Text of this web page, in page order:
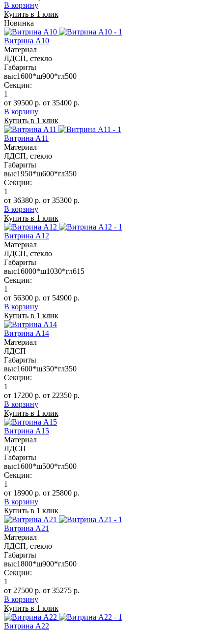
В корзину
Купить в 1 клик
Новинка
Витрина А10
Материал
ЛДСП, стекло
Габариты
выс1600*ш900*гл500
Секции:
1
от 39500 р. от 35400 р.
В корзину
Купить в 1 клик
Витрина А11
Материал
ЛДСП, стекло
Габариты
выс1950*ш600*гл350
Секции:
1
от 36380 р. от 35300 р.
В корзину
Купить в 1 клик
Витрина А12
Материал
ЛДСП, стекло
Габариты
выс16000*ш1030*гл615
Секции:
1
от 56300 р. от 54900 р.
В корзину
Купить в 1 клик
Витрина А14
Материал
ЛДСП
Габариты
выс1600*ш350*гл350
Секции:
1
от 17200 р. от 22350 р.
В корзину
Купить в 1 клик
Витрина А15
Материал
ЛДСП
Габариты
выс1600*ш500*гл500
Секции:
1
от 18900 р. от 25800 р.
В корзину
Купить в 1 клик
Витрина А21
Материал
ЛДСП, стекло
Габариты
выс1800*ш900*гл500
Секции:
1
от 27500 р. от 35275 р.
В корзину
Купить в 1 клик
Витрина А22